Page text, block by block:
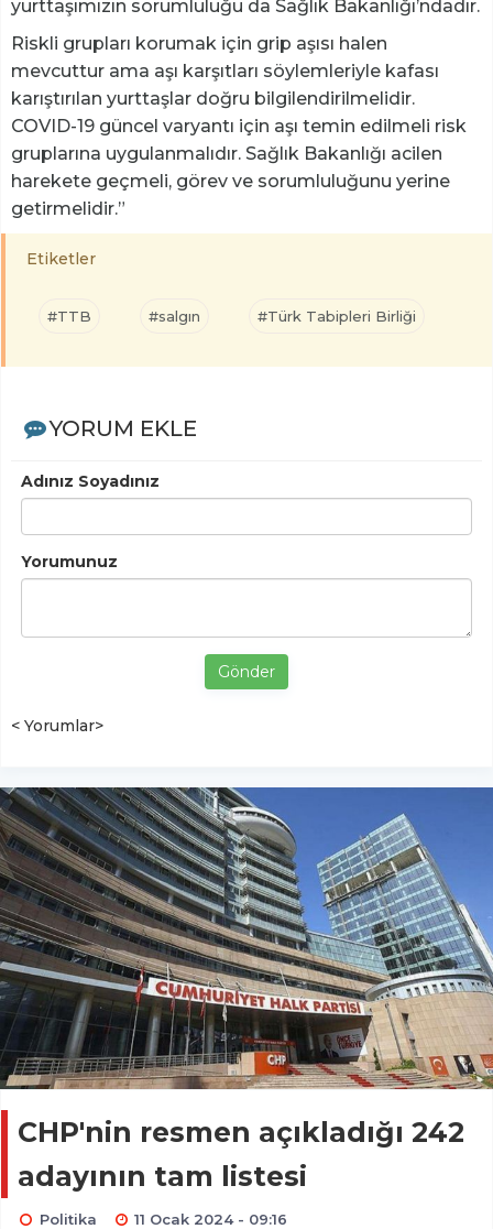
yurttaşımızın sorumluluğu da Sağlık Bakanlığı’ndadır.
Riskli grupları korumak için grip aşısı halen
mevcuttur ama aşı karşıtları söylemleriyle kafası
karıştırılan yurttaşlar doğru bilgilendirilmelidir.
COVID-19 güncel varyantı için aşı temin edilmeli risk
gruplarına uygulanmalıdır. Sağlık Bakanlığı acilen
harekete geçmeli, görev ve sorumluluğunu yerine
getirmelidir.”
Etiketler
#TTB #salgın #Türk Tabipleri Birliği
YORUM EKLE
Adınız Soyadınız
Yorumunuz
Gönder
< Yorumlar>
CHP'nin resmen açıkladığı 242
adayının tam listesi
Politika 11 Ocak 2024 - 09:16